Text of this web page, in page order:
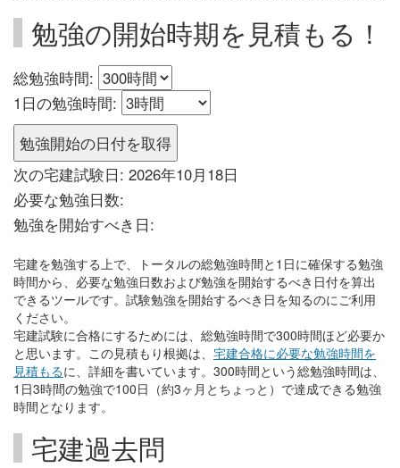
勉強の開始時期を見積もる！
総勉強時間:
1日の勉強時間:
勉強開始の日付を取得
次の宅建試験日: 2026年10月18日
必要な勉強日数:
勉強を開始すべき日:
宅建を勉強する上で、トータルの総勉強時間と1日に確保する勉強
時間から、必要な勉強日数および勉強を開始するべき日付を算出
できるツールです。試験勉強を開始するべき日を知るのにご利用
ください。
宅建試験に合格にするためには、総勉強時間で300時間ほど必要か
と思います。この見積もり根拠は、 宅建合格に必要な勉強時間を
見積もるに、詳細を書いています。300時間という総勉強時間は、
1日3時間の勉強で100日（約3ヶ月とちょっと）で達成できる勉強
時間となります。
宅建過去問